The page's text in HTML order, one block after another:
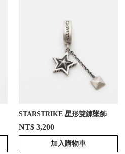
STARSTRIKE 星形雙鍊墜飾
NT$ 3,200
加入購物車